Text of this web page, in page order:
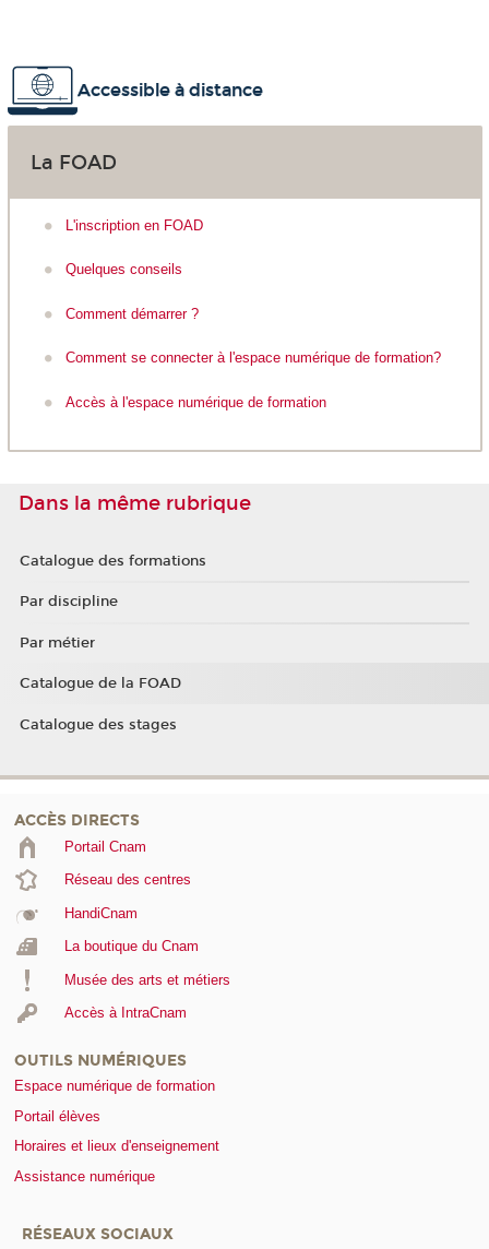
Accessible à distance
La FOAD
L'inscription en FOAD
Quelques conseils
Comment démarrer ?
Comment se connecter à l'espace numérique de formation?
Accès à l'espace numérique de formation
Dans la même rubrique
Catalogue des formations
Par discipline
Par métier
Catalogue de la FOAD
Catalogue des stages
ACCÈS DIRECTS
Portail Cnam
Réseau des centres
HandiCnam
La boutique du Cnam
Musée des arts et métiers
Accès à IntraCnam
OUTILS NUMÉRIQUES
Espace numérique de formation
Portail élèves
Horaires et lieux d'enseignement
Assistance numérique
RÉSEAUX SOCIAUX